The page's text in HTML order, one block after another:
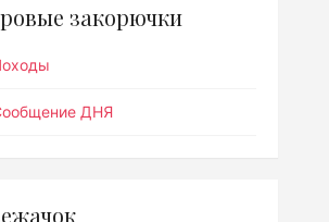
закорючки
ДНЯ